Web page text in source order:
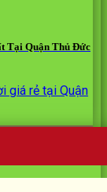
Tại Quận Thủ Đức
giá rẻ tại Quận